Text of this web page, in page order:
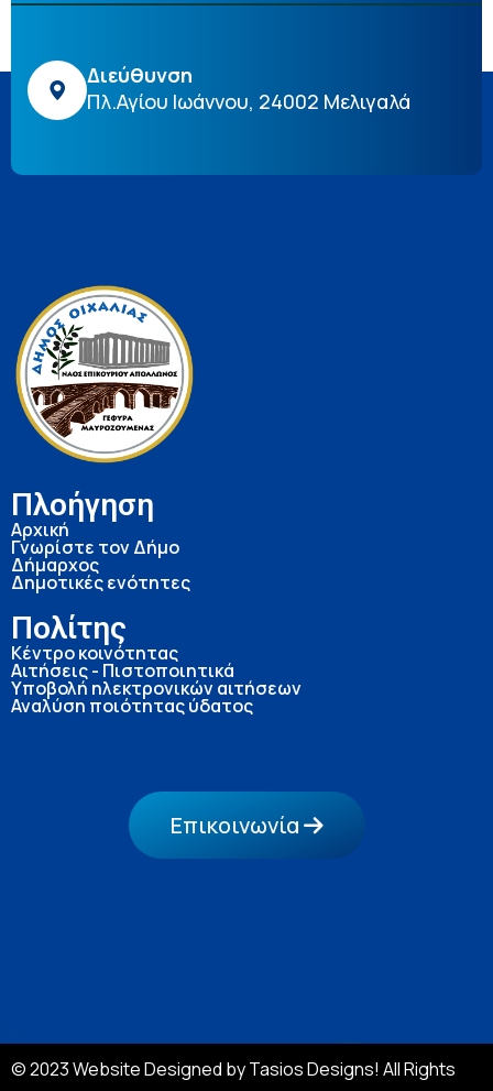
Διεύθυνση
Πλ.Αγίου Ιωάννου, 24002 Μελιγαλά
Πλοήγηση
Αρχική
Γνωρίστε τον Δήμο
Δήμαρχος
Δημοτικές ενότητες
Πολίτης
Κέντρο κοινότητας
Αιτήσεις - Πιστοποιητικά
Υποβολή ηλεκτρονικών αιτήσεων
Αναλύση ποιότητας ύδατος
Επικοινωνία
© 2023 Website Designed by Tasios Designs! All Rights